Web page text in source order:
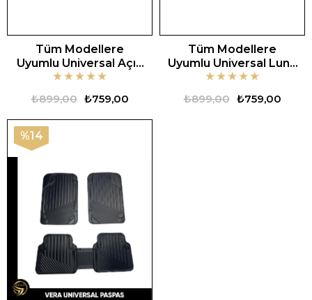
Tüm Modellere
Uyumlu Universal Açık
Zebra Oto Paspas
★★★★★
₺759,00
₺899,00
Tüm Modellere
Uyumlu Universal Luna
Oto Paspas
★★★★★
₺759,00
₺899,00
%14